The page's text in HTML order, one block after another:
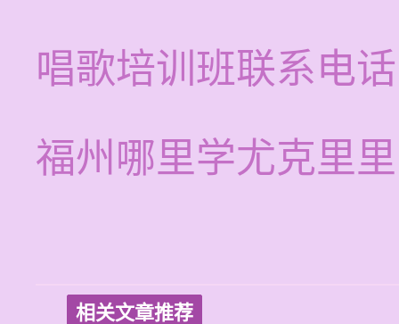
唱歌培训班联系电话
福州哪里学尤克里里
相关文章推荐